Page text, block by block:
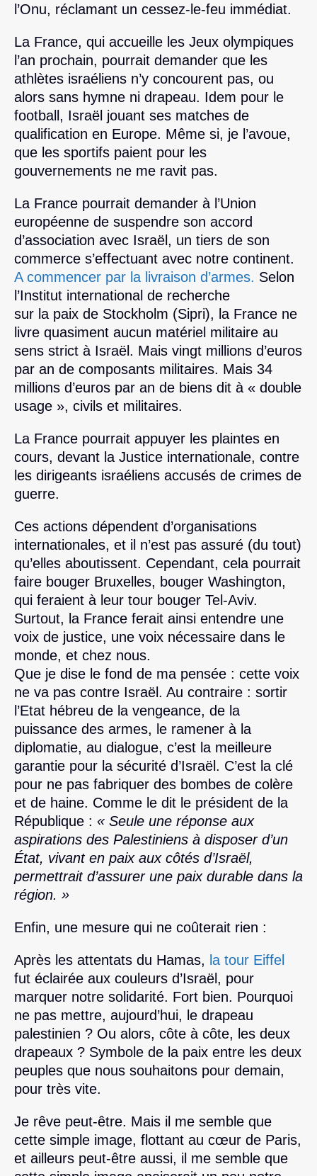
l’Onu, réclamant un cessez-le-feu immédiat.
La France, qui accueille les Jeux olympiques
l’an prochain, pourrait demander que les
athlètes israéliens n’y concourent pas, ou
alors sans hymne ni drapeau. Idem pour le
football, Israël jouant ses matches de
qualification en Europe. Même si, je l’avoue,
que les sportifs paient pour les
gouvernements ne me ravit pas.
La France pourrait demander à l’Union
européenne de suspendre son accord
d’association avec Israël, un tiers de son
commerce s’effectuant avec notre continent.
A commencer par la livraison d’armes. Selon
l’Institut international de recherche
sur la paix de Stockholm (Sipri), la France ne
livre quasiment aucun matériel militaire au
sens strict à Israël. Mais vingt millions d’euros
par an de composants militaires. Mais 34
millions d’euros par an de biens dit à « double
usage », civils et militaires.
La France pourrait appuyer les plaintes en
cours, devant la Justice internationale, contre
les dirigeants israéliens accusés de crimes de
guerre.
Ces actions dépendent d’organisations
internationales, et il n’est pas assuré (du tout)
qu’elles aboutissent. Cependant, cela pourrait
faire bouger Bruxelles, bouger Washington,
qui feraient à leur tour bouger Tel-Aviv.
Surtout, la France ferait ainsi entendre une
voix de justice, une voix nécessaire dans le
monde, et chez nous.
Que je dise le fond de ma pensée : cette voix
ne va pas contre Israël. Au contraire : sortir
l’Etat hébreu de la vengeance, de la
puissance des armes, le ramener à la
diplomatie, au dialogue, c’est la meilleure
garantie pour la sécurité d’Israël. C’est la clé
pour ne pas fabriquer des bombes de colère
et de haine. Comme le dit le président de la
République : « Seule une réponse aux
aspirations des Palestiniens à disposer d’un
État, vivant en paix aux côtés d’Israël,
permettrait d’assurer une paix durable dans la
région. »
Enfin, une mesure qui ne coûterait rien :
Après les attentats du Hamas, la tour Eiffel
fut éclairée aux couleurs d’Israël, pour
marquer notre solidarité. Fort bien. Pourquoi
ne pas mettre, aujourd’hui, le drapeau
palestinien ? Ou alors, côte à côte, les deux
drapeaux ? Symbole de la paix entre les deux
peuples que nous souhaitons pour demain,
pour très vite.
Je rêve peut-être. Mais il me semble que
cette simple image, flottant au cœur de Paris,
et ailleurs peut-être aussi, il me semble que